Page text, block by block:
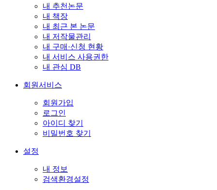
내 추천논문
내 책장
내 최근 본 논문
내 저작물관리
내 구매·신청 현황
내 서비스 사용권한
내 관심 DB
회원서비스
회원가입
로그인
아이디 찾기
비밀번호 찾기
설정
내 정보
검색환경설정